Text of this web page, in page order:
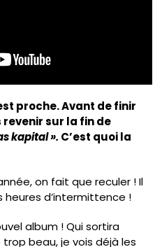
proche. Avant de finir
sur la fin de
kapital ». C’est quoi la
on fait que reculer ! Il
heures d’intermittence !
album ! Qui sortira
trop beau, je vois déjà les